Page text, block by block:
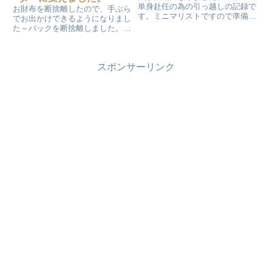
お財布を断捨離したので、手ぶら
でお出かけできるようになりまし
た～バックを断捨離しました。残
ていたんですが、『ポーター ク
単身赴任の為の引っ越しの記録で
す。ミニマリストですので準備
スポンサーリンク